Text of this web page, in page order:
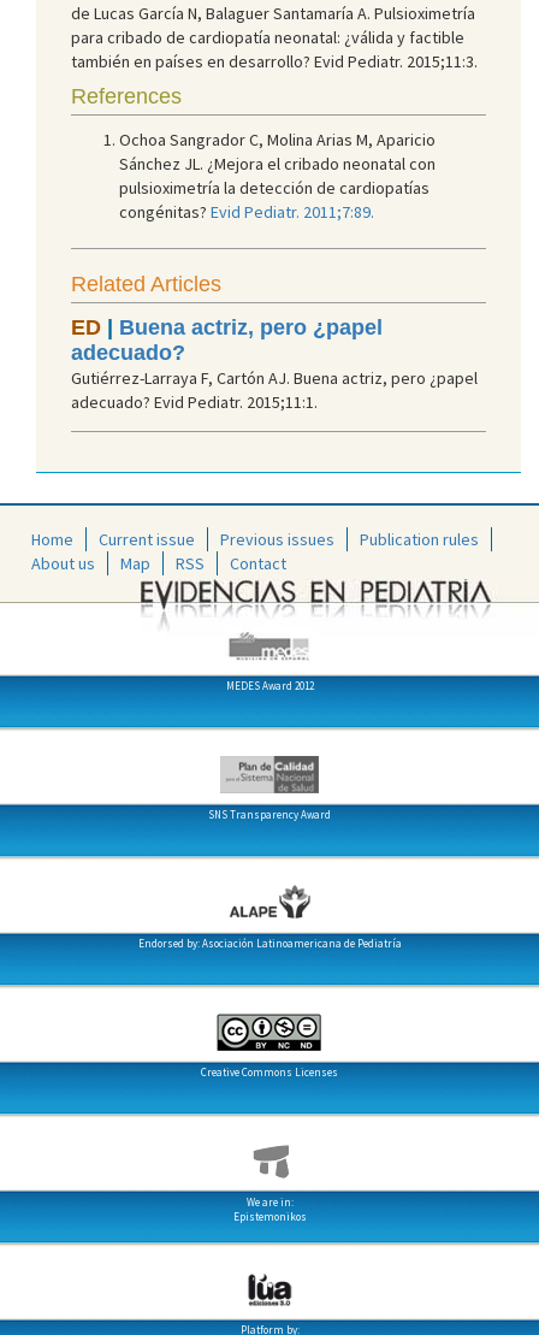
de Lucas García N, Balaguer Santamaría A. Pulsioximetría
para cribado de cardiopatía neonatal: ¿válida y factible
también en países en desarrollo? Evid Pediatr. 2015;11:3.
References
Ochoa Sangrador C, Molina Arias M, Aparicio
Sánchez JL. ¿Mejora el cribado neonatal con
pulsioximetría la detección de cardiopatías
congénitas? Evid Pediatr. 2011;7:89.
Related Articles
ED | Buena actriz, pero ¿papel
adecuado?
Gutiérrez-Larraya F, Cartón AJ. Buena actriz, pero ¿papel
adecuado? Evid Pediatr. 2015;11:1.
Home Current issue Previous issues
Publication rules
About us
Map RSS Contact
MEDES Award 2012
SNS Transparency Award
Endorsed by: Asociación Latinoamericana de Pediatría
Creative Commons Licenses
We are in:
Epistemonikos
Platform by: